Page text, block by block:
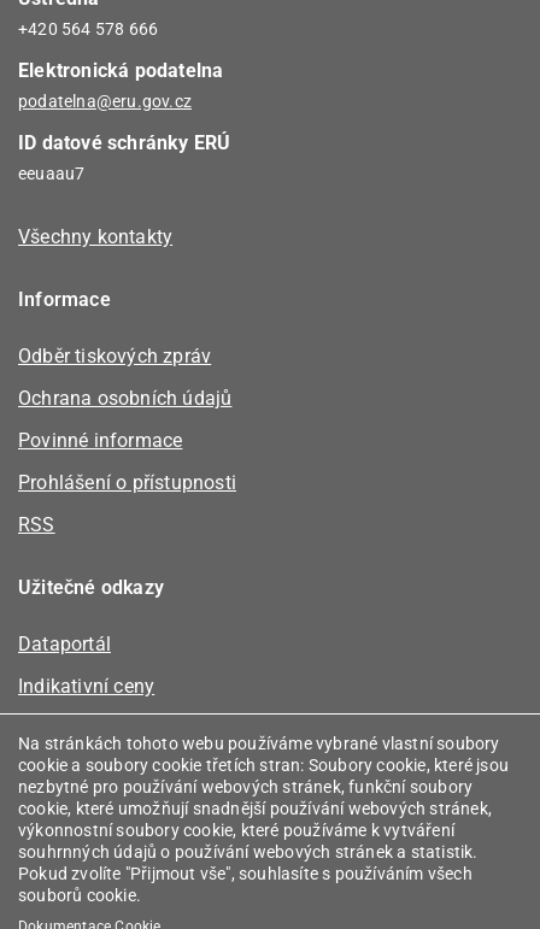
+420 564 578 666
Elektronická podatelna
podatelna@eru.gov.cz
ID datové schránky ERÚ
eeuaau7
Všechny kontakty
Informace
Odběr tiskových zpráv
Ochrana osobních údajů
Povinné informace
Prohlášení o přístupnosti
RSS
Užitečné odkazy
Dataportál
Indikativní ceny
Registr energetických společenství
Registr zprostředkovatelů
Srovnávače
Vyhledávač licencí
Na stránkách tohoto webu používáme vybrané vlastní soubory
cookie a soubory cookie třetích stran: Soubory cookie, které jsou
nezbytné pro používání webových stránek, funkční soubory
cookie, které umožňují snadnější používání webových stránek,
výkonnostní soubory cookie, které používáme k vytváření
souhrnných údajů o používání webových stránek a statistik.
Pokud zvolíte "Přijmout vše", souhlasíte s používáním všech
souborů cookie.